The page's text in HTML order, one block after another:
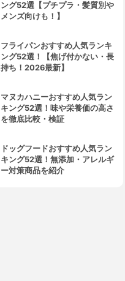
ング52選【プチプラ・髪質別や
メンズ向けも！】
フライパンおすすめ人気ランキ
ング52選！【焦げ付かない・長
持ち！2026最新】
マヌカハニーおすすめ人気ラン
キング52選！味や栄養価の高さ
を徹底比較・検証
ドッグフードおすすめ人気ラン
キング52選！無添加・アレルギ
ー対策商品を紹介